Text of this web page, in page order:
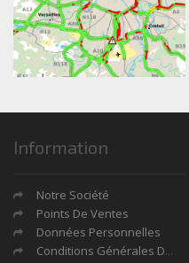
Information
Notre Société
Points De Ventes
Données Personnelles
Conditions Générales De Ventes